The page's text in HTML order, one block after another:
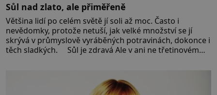
Sůl nad zlato, ale přiměřeně
Většina lidí po celém světě jí soli až moc. Často i
nevědomky, protože netuší, jak velké množství se jí
skrývá v průmyslově vyráběných potravinách, dokonce i
těch sladkých. Sůl je zdravá Ale v ani ne třetinovém